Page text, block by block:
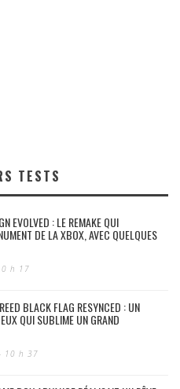
TESTS
EVOLVED : LE REMAKE QUI
DE LA XBOX, AVEC QUELQUES
h 17
BLACK FLAG RESYNCED : UN
QUI SUBLIME UN GRAND
10 h 37